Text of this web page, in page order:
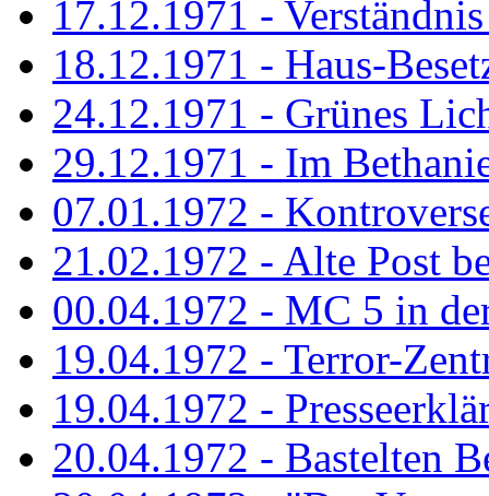
17.12.1971 -
18.12.1971 - Haus-
24.12.1971 - Grünes
29.12.1971 - Im
07.01.1972 -
21.02.1972 - Alte Post
00.04.1972 - MC 5 in
19.04.1972 - Terror-
19.04.1972 -
20.04.1972 - Bastelten